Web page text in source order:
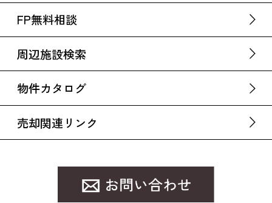
FP無料相談
周辺施設検索
物件カタログ
売却関連リンク